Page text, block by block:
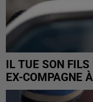
IL TUE SON
EX-COMPAGNE